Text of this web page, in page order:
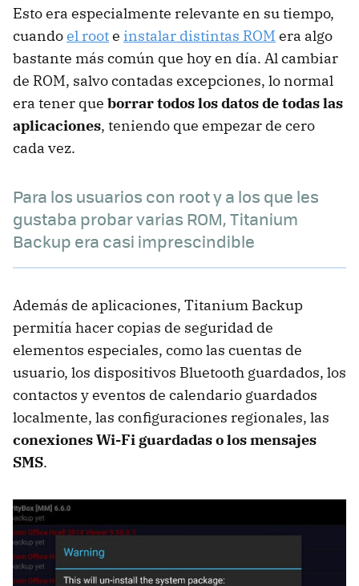
Esto era especialmente relevante en su tiempo,
cuandoel roote instalar distintas ROM era algo
bastante más común que hoy en día. Al cambiar
de ROM, salvo contadas excepciones, lo normal
era tener que borrar todos los datos de todas las
aplicaciones, teniendo que empezar de cero
cada vez.
Para los usuarios con root y a los que les
gustaba probar varias ROM, Titanium
Backup era casi imprescindible
Además de aplicaciones, Titanium Backup
permitía hacer copias de seguridad de
elementos especiales, como las cuentas de
usuario, los dispositivos Bluetooth guardados, los
contactos y eventos de calendario guardados
localmente, las configuraciones regionales, las
conexiones Wi-Fi guardadas o los mensajes
SMS.